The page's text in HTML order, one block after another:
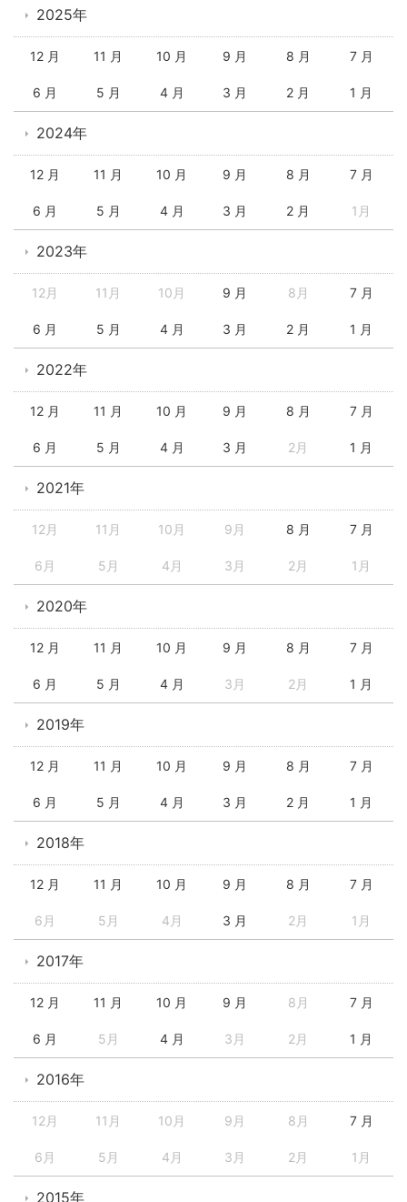
2025年
12 月 11 月 10 月 9 月 8 月 7 月
6 月 5 月 4 月 3 月 2 月 1 月
2024年
12 月 11 月 10 月 9 月 8 月 7 月
6 月 5 月 4 月 3 月 2 月 1月
2023年
12月 11月 10月 9 月 8月 7 月
6 月 5 月 4 月 3 月 2 月 1 月
2022年
12 月 11 月 10 月 9 月 8 月 7 月
6 月 5 月 4 月 3 月 2月 1 月
2021年
12月 11月 10月 9月 8 月 7 月
6月 5月 4月 3月 2月 1月
2020年
12 月 11 月 10 月 9 月 8 月 7 月
6 月 5 月 4 月 3月 2月 1 月
2019年
12 月 11 月 10 月 9 月 8 月 7 月
6 月 5 月 4 月 3 月 2 月 1 月
2018年
12 月 11 月 10 月 9 月 8 月 7 月
6月 5月 4月 3 月 2月 1月
2017年
12 月 11 月 10 月 9 月 8月 7 月
6 月 5月 4 月 3月 2月 1 月
2016年
12月 11月 10月 9月 8月 7 月
6月 5月 4月 3月 2月 1月
2015年